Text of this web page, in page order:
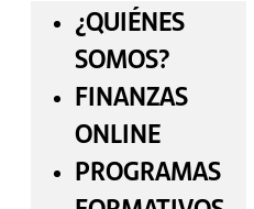
¿QUIÉNES
SOMOS?
FINANZAS
ONLINE
PROGRAMAS